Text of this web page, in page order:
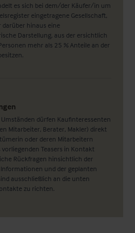
es sich bei dem/der Käufer/in um
eingetragene Gesellschaft,
darüber hinaus eine
Darstellung, aus der ersichtlich
mehr als 25 % Anteile an der
dürfen Kaufinteressenten
Mitarbeiter, Berater, Makler) direkt
oder deren Mitarbeitern
vorliegenden Teasers in Kontakt
Rückfragen hinsichtlich der
und der geplanten
ausschließlich an die unten
zu richten.